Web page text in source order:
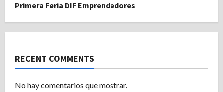
Primera Feria DIF Emprendedores
RECENT COMMENTS
No hay comentarios que mostrar.